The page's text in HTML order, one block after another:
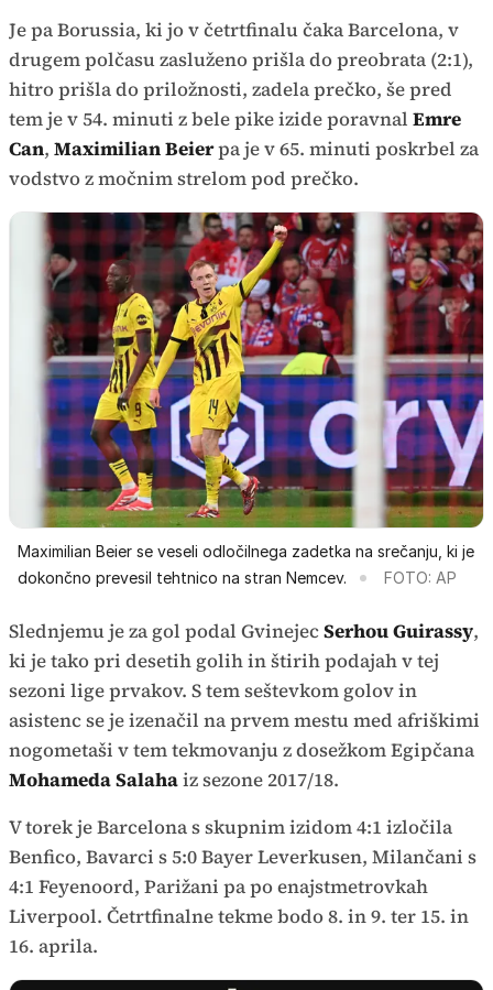
Je pa Borussia, ki jo v četrtfinalu čaka Barcelona, v
drugem polčasu zasluženo prišla do preobrata (2:1),
hitro prišla do priložnosti, zadela prečko, še pred
tem je v 54. minuti z bele pike izide poravnal Emre
Can, Maximilian Beierpa je v 65. minuti poskrbel za
vodstvo z močnim strelom pod prečko.
Maximilian Beier se veseli odločilnega zadetka na srečanju, ki je
dokončno prevesil tehtnico na stran Nemcev.
FOTO: AP
Slednjemu je za gol podal GvinejecSerhou Guirassy,
ki je tako pri desetih golih in štirih podajah v tej
sezoni lige prvakov. S tem seštevkom golov in
asistenc se je izenačil na prvem mestu med afriškimi
nogometaši v tem tekmovanju z dosežkom Egipčana
Mohameda Salahaiz sezone 2017/18.
V torek je Barcelona s skupnim izidom 4:1 izločila
Benfico, Bavarci s 5:0 Bayer Leverkusen, Milančani s
4:1 Feyenoord, Parižani pa po enajstmetrovkah
Liverpool. Četrtfinalne tekme bodo 8. in 9. ter 15. in
16. aprila.